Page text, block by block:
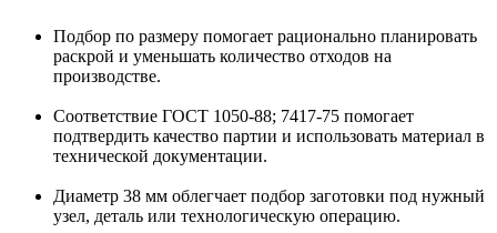
Подбор по размеру помогает рационально планировать
раскрой и уменьшать количество отходов на
производстве.
Соответствие ГОСТ 1050-88; 7417-75 помогает
подтвердить качество партии и использовать материал в
технической документации.
Диаметр 38 мм облегчает подбор заготовки под нужный
узел, деталь или технологическую операцию.